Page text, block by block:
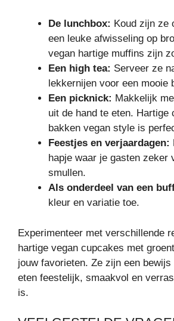
De lunchbox: Koud zijn ze
een leuke afwisseling op
vegan hartige muffins zijn
Een high tea: Serveer ze
lekkernijen voor een mooie
Een picknick: Makkelijk
uit de hand te eten. Hartige
bakken vegan style is
Feestjes en verjaardagen:
hapje waar je gasten zeker
smullen.
Als onderdeel van een
kleur en variatie toe.
Experimenteer met verschillende
hartige vegan cupcakes met
jouw favorieten. Ze zijn een
eten feestelijk, smaakvol en
is.